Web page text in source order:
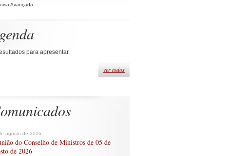
Avançada
para apresentar.
ver todos
agosto de 2026
do Conselho de Ministros de 05 de
de 2026